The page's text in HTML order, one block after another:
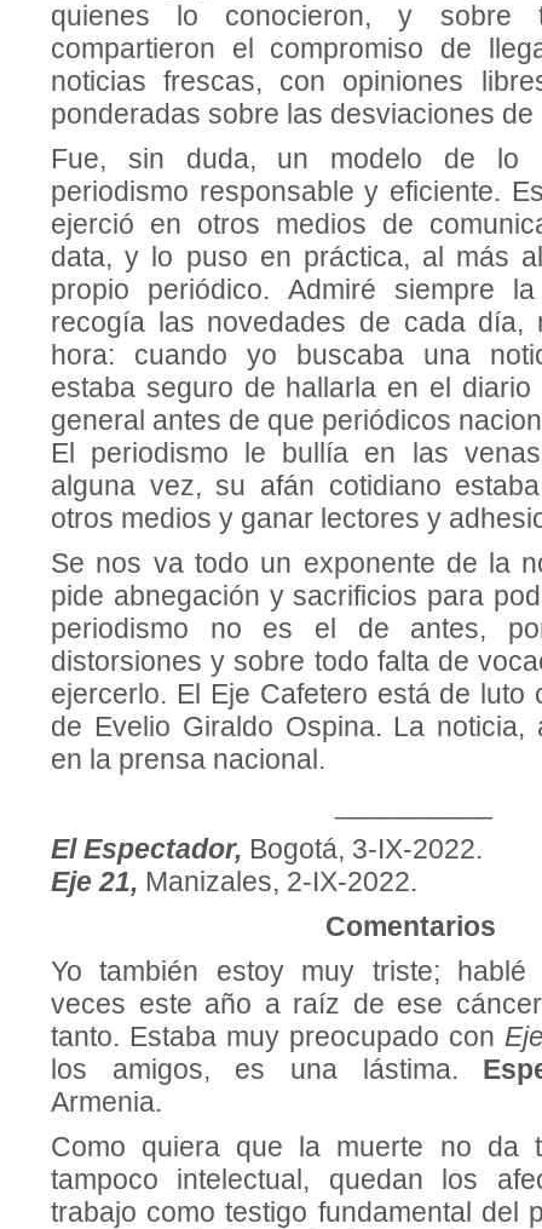
quienes lo conocieron, y sobre
compartieron el compromiso de
noticias frescas, con opiniones
ponderadas sobre las desviaciones de
Fue, sin duda, un modelo de lo
periodismo responsable y eficiente.
ejerció en otros medios de
data, y lo puso en práctica, al más
propio periódico. Admiré siempre
recogía las novedades de cada día,
hora: cuando yo buscaba una
estaba seguro de hallarla en el diario
general antes de que periódicos
El periodismo le bullía en las
alguna vez, su afán cotidiano
otros medios y ganar lectores y
Se nos va todo un exponente de la
pide abnegación y sacrificios para
periodismo no es el de antes,
distorsiones y sobre todo falta de
ejercerlo. El Eje Cafetero está de luto
de Evelio Giraldo Ospina. La noticia,
en la prensa nacional.
El Espectador, Bogotá, 3-IX-2022.
Eje 21, Manizales, 2-IX-2022.
Comentarios
Yo también estoy muy triste;
veces este año a raíz de ese
tanto. Estaba muy preocupado con
los amigos, es una lástima.
Armenia.
Como quiera que la muerte no da
tampoco intelectual, quedan los
trabajo como testigo fundamental del